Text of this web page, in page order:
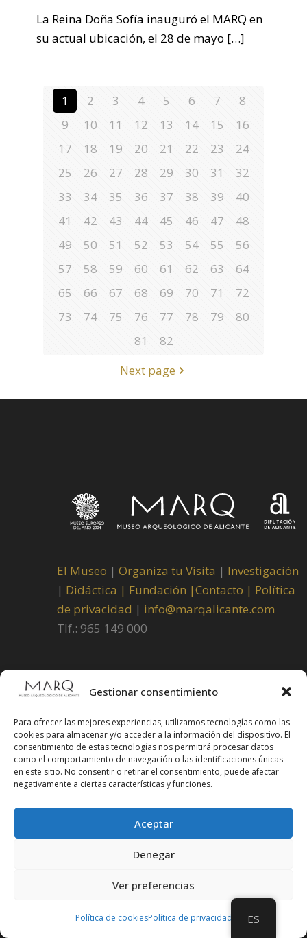
Gestionar consentimiento
Para ofrecer las mejores experiencias, utilizamos tecnologías como las
cookies para almacenar y/o acceder a la información del dispositivo. El
consentimiento de estas tecnologías nos permitirá procesar datos
como el comportamiento de navegación o las identificaciones únicas
en este sitio. No consentir o retirar el consentimiento, puede afectar
negativamente a ciertas características y funciones.
Aceptar
Denegar
Ver preferencias
Política de cookiesPolítica de privacidad
La Reina Doña Sofía inauguró el MARQ en
su actual ubicación, el 28 de mayo […]
1 2 3 4 5 6 7
8
9
10 11 12 13 14 15
16
17
18 19 20 21 22 23
24
25
26 27 28 29 30 31
32
33
34 35 36 37 38 39
40
41
42 43 44 45 46 47
48
49
50 51 52 53 54 55
56
57
58 59 60 61 62 63
64
65
66 67 68 69 70 71
72
73
74 75 76 77 78 79
80
81
82
Next page
El Museo | Organiza tu Visita | Investigación
| Didáctica | Fundación |Contacto | Política
de privacidad | info@marqalicante.com
Tlf.: 965 149 000
Fundación CV MARQ
>> PERFIL DEL CONTRATANTE
>> SEDE ELECTRÓNICA FUNDACIÓN>
Museo Arqueológico (Diputación de
Alicante)
>> SEDE ELECTRÓNICA DIPUTACIÓN
nuestraNewsletter ES